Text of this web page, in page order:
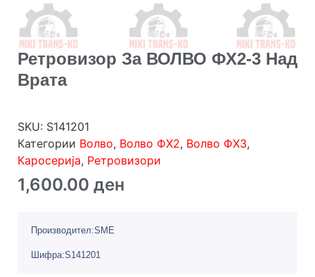
Ретровизор За ВОЛВО ФХ2-3 Над
Врата
SKU: S141201
Категории Волво, Волво ФХ2, Волво ФХ3,
Каросерија, Ретровизори
1,600.00 ден
Производител:SME
Шифра:S141201